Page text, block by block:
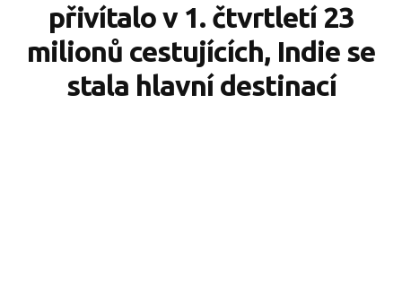
přivítalo v 1. čtvrtletí 23
milionů cestujících, Indie se
stala hlavní destinací